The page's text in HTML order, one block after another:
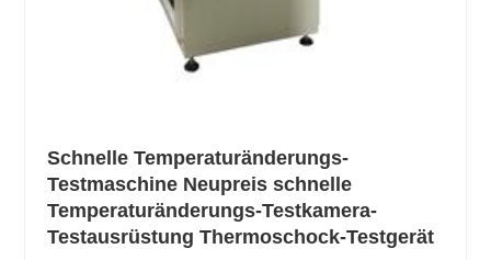
Schnelle Temperaturänderungs-
Testmaschine Neupreis schnelle
Temperaturänderungs-Testkamera-
Testausrüstung Thermoschock-Testgerät